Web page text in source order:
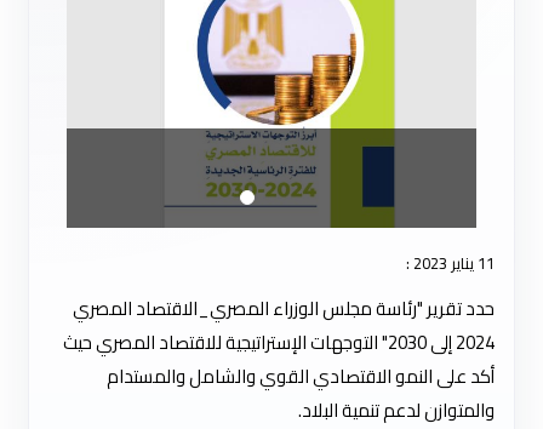
11 يناير 2023 :
حدد تقرير "رئاسة مجلس الوزراء المصري_الاقتصاد المصري
2024 إلى 2030" التوجهات الإستراتيجية للاقتصاد المصري حيث
أكد على النمو الاقتصادي القوي والشامل والمستدام
والمتوازن لدعم تنمية البلاد.